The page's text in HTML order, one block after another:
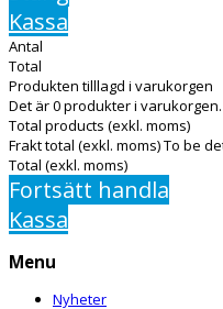
Kassa
Antal
Total
Produkten tilllagd i varukorgen
Det är0produkter i varukorgen.
Total products (exkl. moms)
Frakt total (exkl. moms)To be
Total (exkl. moms)
Fortsätt handla
Kassa
Menu
Nyheter